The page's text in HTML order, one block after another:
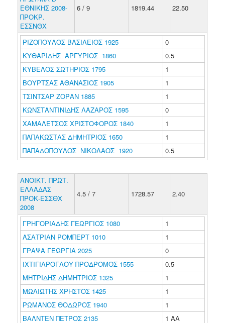
ΕΘΝΙΚΗΣ 2008-
ΠΡΟΚΡ.
ΕΣΣΝΘΧ
6 / 9 1819.44 22.50
ΡΙΖΟΠΟΥΛΟΣ ΒΑΣΙΛΕΙΟΣ 1925
0
ΚΥΘΑΡΙΔΗΣ ΑΡΓΥΡΙΟΣ 1860
0.5
ΚΥΒΕΛΟΣ ΣΩΤΗΡΙΟΣ 1795
1
ΒΟΥΡΤΣΑΣ ΑΘΑΝΑΣΙΟΣ 1905
1
ΤΣΙΝΤΣΑΡ ΖΟΡΑΝ 1885
1
ΚΩΝΣΤΑΝΤΙΝΙΔΗΣ ΛΑΖΑΡΟΣ 1595
0
ΧΑΜΑΛΕΤΣΟΣ ΧΡΙΣΤΟΦΟΡΟΣ 1840
1
ΠΑΠΑΚΩΣΤΑΣ ΔΗΜΗΤΡΙΟΣ 1650
1
ΠΑΠΑΔΟΠΟΥΛΟΣ ΝΙΚΟΛΑΟΣ 1920
0.5
ΑΝΟΙΚΤ. ΠΡΩΤ.
ΕΛΛΑΔΑΣ
ΠΡΟΚ-ΕΣΣΘΧ
2008
4.5 / 7 1728.57 2.40
ΓΡΗΓΟΡΙΑΔΗΣ ΓΕΩΡΓΙΟΣ 1080
1
ΑΣΑΤΡΙΑΝ ΡΟΜΠΕΡΤ 1010
1
ΓΡΑΨΑ ΓΕΩΡΓΙΑ 2025
0
ΙΧΤΙΓΙΑΡΟΓΛΟΥ ΠΡΟΔΡΟΜΟΣ 1555
0.5
ΜΗΤΡΙΔΗΣ ΔΗΜΗΤΡΙΟΣ 1325
1
ΜΩΛΙΩΤΗΣ ΧΡΗΣΤΟΣ 1425
1
ΡΩΜΑΝΟΣ ΘΟΔΩΡΟΣ 1940
1
ΒΑΛΝΤΕΝ ΠΕΤΡΟΣ 2135
1 ΑΑ